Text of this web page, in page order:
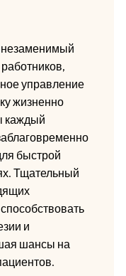
незаменимый
управление
жизненно
каждый
быстрой
Тщательный
и
шансы на